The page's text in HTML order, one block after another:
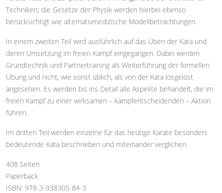
Techniken; die Gesetze der Physik werden hierbei ebenso
berücksichtigt wie alternativmedizische Modellbetrachtungen.
In einem zweiten Teil wird ausführlich auf das Üben der Kata und
deren Umsetzung im freien Kampf eingegangen. Dabei werden
Grundtechnik und Partnertraining als Weiterführung der formellen
Übung und nicht, wie sonst üblich, als von der Kata losgelöst
angesehen. Es werden bis ins Detail alle Aspekte behandelt, die im
freien Kampf zu einer wirksamen – kampfentscheidenden – Aktion
führen.
Im dritten Teil werden einzelne für das heutige Karate besonders
bedeutende Kata beschrieben und miteinander verglichen.
408 Seiten
Paperback
ISBN: 978-3-938305-84-3